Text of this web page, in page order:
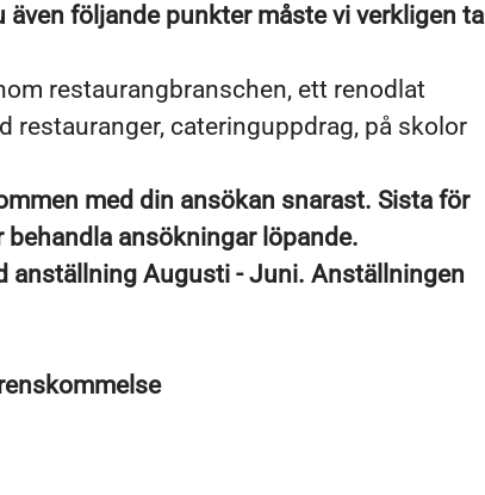
även följande punkter måste vi verkligen ta
restaurangbranschen, ett renodlat
restauranger, cateringuppdrag, på skolor
med din ansökan snarast. Sista för
ansökningar löpande.
anställning Augusti - Juni. Anställningen